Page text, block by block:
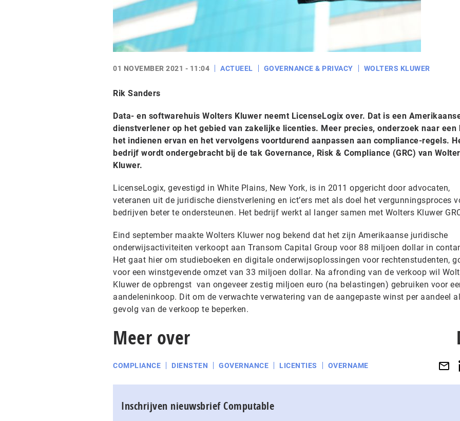
01 NOVEMBER 2021 - 11:04 ACTUEEL GOVERNANCE & PRIVACY WOLTERS KLUWER
Rik Sanders
Data- en softwarehuis Wolters Kluwer neemt LicenseLogix over. Dat is een
dienstverlener op het gebied van zakelijke licenties. Meer precies, onderzoek naar een
het indienen ervan en het vervolgens voortdurend aanpassen aan compliance-regels.
bedrijf wordt ondergebracht bij de tak Governance, Risk & Compliance (GRC) van
Kluwer.
LicenseLogix, gevestigd in White Plains, New York, is in 2011 opgericht door advocaten,
veteranen uit de juridische dienstverlening en ict’ers met als doel het vergunningsproces
bedrijven beter te ondersteunen. Het bedrijf werkt al langer samen met Wolters Kluwer
Eind september maakte Wolters Kluwer nog bekend dat het zijn Amerikaanse juridische
onderwijsactiviteiten verkoopt aan Transom Capital Group voor 88 miljoen dollar in
Het gaat hier om studieboeken en digitale onderwijsoplossingen voor rechtenstudenten,
voor een winstgevende omzet van 33 miljoen dollar. Na afronding van de verkoop wil
Kluwer de opbrengst van ongeveer zestig miljoen euro (na belastingen) gebruiken voor
aandeleninkoop. Dit om de verwachte verwatering van de aangepaste winst per aandeel
gevolg van de verkoop te beperken.
Meer over
COMPLIANCE DIENSTEN GOVERNANCE LICENTIES OVERNAME
Inschrijven nieuwsbrief Computable